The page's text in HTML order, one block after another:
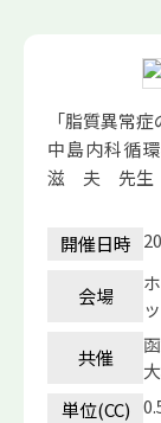
「脂質異常
中島内科循
滋 夫 先生
開催日時
会場
共催
単位(CC)